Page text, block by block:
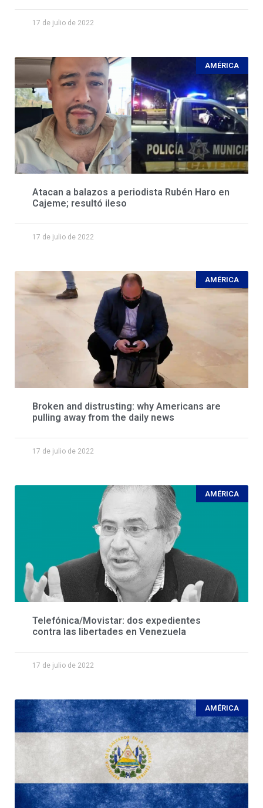
17 de julio de 2022
AMÉRICA
Atacan a balazos a periodista Rubén Haro en
Cajeme; resultó ileso
17 de julio de 2022
AMÉRICA
Broken and distrusting: why Americans are
pulling away from the daily news
17 de julio de 2022
AMÉRICA
Telefónica/Movistar: dos expedientes
contra las libertades en Venezuela
17 de julio de 2022
AMÉRICA